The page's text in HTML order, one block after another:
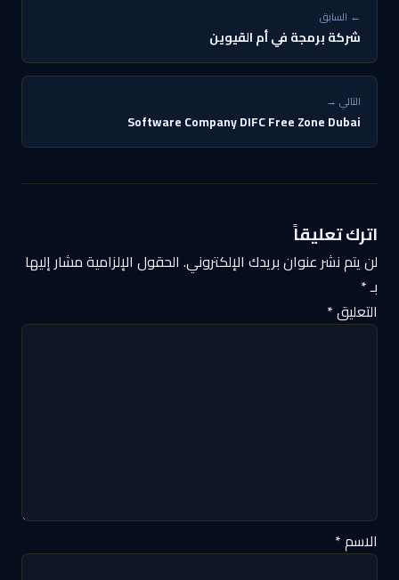
← السابق
شركة برمجة في أم القيوين
التالي →
Software Company DIFC Free Zone Dubai
اترك تعليقاً
لن يتم نشر عنوان بريدك الإلكتروني. الحقول الإلزامية مشار إليها
بـ*
التعليق*
الاسم*